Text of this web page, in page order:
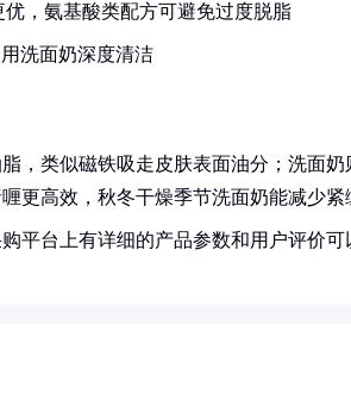
，氨基酸类配方可避免过度脱脂
洗面奶深度清洁
，类似磁铁吸走皮肤表面油分；洗面
更高效，秋冬干燥季节洗面奶能减少紧
平台上有详细的产品参数和用户评价可